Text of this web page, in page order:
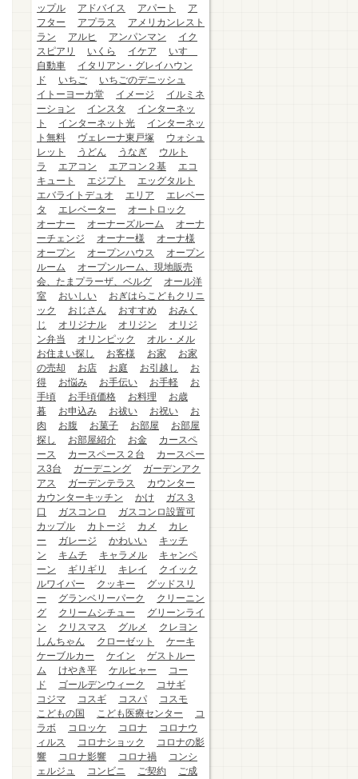
ップル
アドバイス アパート
ア
フター
アプラス
アメリカンレスト
ラン
アルヒ アンパンマン
イク
スピアリ
いくら イケア
いすゞ
自動車
イタリアン・グレイハウン
ド
いちご
いちごのデニッシュ
イトーヨーカ堂
イメージ
イルミネ
ーション
インスタ
インターネッ
ト
インターネット光
インターネッ
ト無料
ヴェレーナ東戸塚
ウォシュ
レット
うどん うなぎ
ウルト
ラ
エアコン エアコン２基
エコ
キュート
エジプト
エッグタルト
エバライトデュオ
エリア
エレベー
タ
エレベーター
オートロック
オーナー
オーナーズルーム
オーナ
ーチェンジ
オーナー様
オーナ様
オープン
オープンハウス
オープン
ルーム
オープンルーム、現地販売
会、たまプラーザ、ベルグ
オール洋
室
おいしい
おぎはらこどもクリニ
ック
おじさん おすすめ
おみく
じ
オリジナル オリジン
オリジ
ン弁当
オリンピック
オル・メル
お住まい探し
お客様 お家
お家
の売却
お店 お庭 お引越し
お
得
お悩み お手伝い お手軽
お
手頃
お手頃価格 お料理
お歳
暮
お申込み お祓い お祝い
お
肉
お腹 お菓子 お部屋
お部屋
探し
お部屋紹介 お金
カースペ
ース
カースペース２台
カースペー
ス3台
ガーデニング
ガーデンアク
アス
ガーデンテラス
カウンター
カウンターキッチン
かけ
ガス３
口
ガスコンロ
ガスコンロ設置可
カップル
カトージ カメ
カレ
ー
ガレージ かわいい
キッチ
ン
キムチ キャラメル
キャンペ
ーン
ギリギリ キレイ
クイック
ルワイパー
クッキー
グッドスリ
ー
グランベリーパーク
クリーニン
グ
クリームシチュー
グリーンライ
ン
クリスマス グルメ
クレヨン
しんちゃん
クローゼット
ケーキ
ケーブルカー
ケイン
ゲストルー
ム
けやき平 ケルヒャー
コー
ド
ゴールデンウィーク
コサギ
コジマ
コスギ コスパ
コスモ
こどもの国
こども医療センター
コ
ラボ
コロッケ コロナ
コロナウ
ィルス
コロナショック
コロナの影
響
コロナ影響 コロナ禍
コンシ
ェルジュ
コンビニ ご契約
ご成